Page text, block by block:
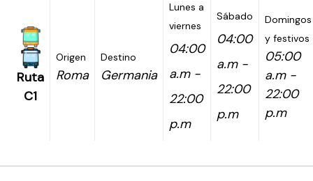
Ruta
C1
Origen
Roma
Destino
Germania
Lunes a
viernes
04:00
a.m -
22:00
p.m
Sábado
04:00
a.m -
22:00
p.m
Domingos
y festivos
05:00
a.m -
22:00
p.m